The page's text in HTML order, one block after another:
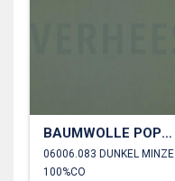
BAUMWOLLE POPELINE
06006.083 DUNKEL MINZE
100%CO